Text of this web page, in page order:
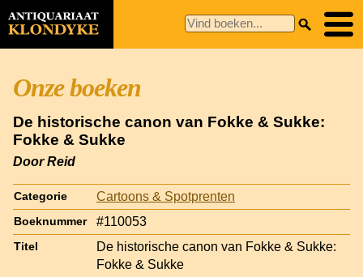
Onze boeken
De historische canon van Fokke & Sukke:
Fokke & Sukke
Door Reid
Categorie Cartoons & Spotprenten
Boeknummer #110053
Titel
De historische canon van Fokke & Sukke:
Fokke & Sukke